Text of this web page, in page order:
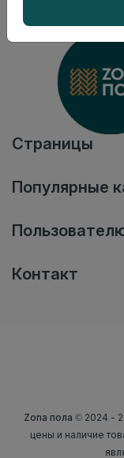
Страницы
Популярные
Контакт
Zona пола © 2024 -
цены и наличие